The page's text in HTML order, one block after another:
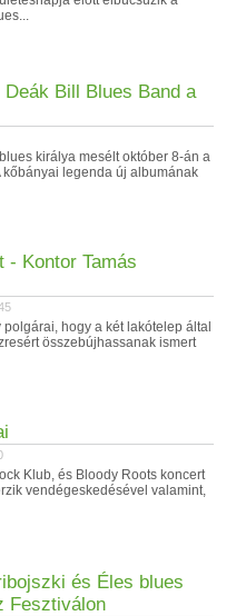
Bill Blues Band a
királya mesélt október 8-án a
kőbányai legenda új albumának
- Kontor Tamás
hogy a két lakótelep által
összebújhassanak ismert
Klub, és Bloody Roots koncert
vendégeskedésével valamint,
és Éles blues
Fesztiválon